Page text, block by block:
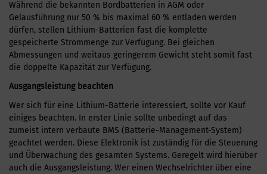
Während die bekannten Bordbatterien in AGM oder
Gelausführung nur 50 % bis maximal 60 % entladen werden
dürfen, stellen Lithium-Batterien fast die komplette
gespeicherte Strommenge zur Verfügung. Bei gleichen
Abmessungen und weitaus geringerem Gewicht steht somit fast
die doppelte Kapazität zur Verfügung.
Ausgangsleistung beachten
Wer sich für eine Lithium-Batterie interessiert, sollte vor Kauf
einiges beachten. In erster Linie sollte unbedingt auf das
zumeist intern verbaute BMS (Batterie-Management-System)
geachtet werden. Diese Elektronik ist zuständig für die Steuerung
und Überwachung des gesamten Systems. Geregelt wird hierüber
auch die Ausgangsleistung. Wer einen Wechselrichter über eine